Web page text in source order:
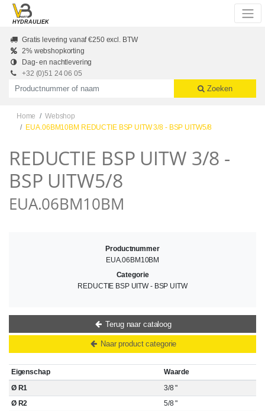
Skip to main content
HYDRAULIEK
Gratis levering vanaf €250 excl. BTW
2% webshopkorting
Dag- en nachtlevering
+32 (0)51 24 06 05
Productnummer of naam
Zoeken
Home
Webshop
EUA.06BM10BM REDUCTIE BSP UITW 3/8 - BSP UITW5/8
REDUCTIE BSP UITW 3/8 -
BSP UITW5/8
EUA.06BM10BM
Eigenschap
Waarde
Ø R1
3/8 "
Ø R2
5/8 "
Productnummer
EUA.06BM10BM
Categorie
REDUCTIE BSP UITW - BSP UITW
Terug naar cataloog
Naar product categorie